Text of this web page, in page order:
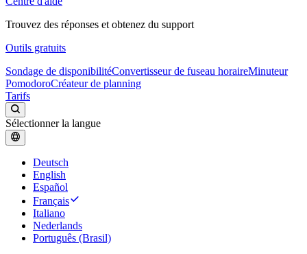
Trouvez des réponses et obtenez du support
Outils gratuits
Sondage de disponibilitéConvertisseur de fuseau horaireMinuteur
PomodoroCréateur de planning
Tarifs
Sélectionner la langue
Deutsch
English
Español
Français
Italiano
Nederlands
Português (Brasil)